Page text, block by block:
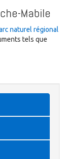
Mabile
naturel régional
tels que